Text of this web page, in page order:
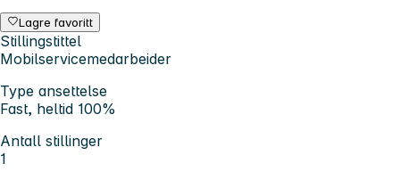
Lagre favoritt
Stillingstittel
Mobilservicemedarbeider
Type ansettelse
Fast, heltid 100%
Antall stillinger
1